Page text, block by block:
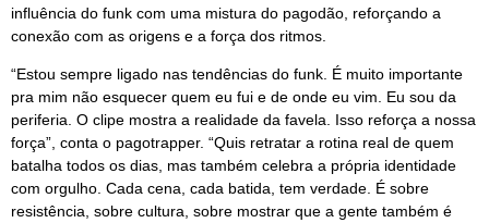
influência do funk com uma mistura do pagodão, reforçando a
conexão com as origens e a força dos ritmos.
“Estou sempre ligado nas tendências do funk. É muito importante
pra mim não esquecer quem eu fui e de onde eu vim. Eu sou da
periferia. O clipe mostra a realidade da favela. Isso reforça a nossa
força”, conta o pagotrapper. “Quis retratar a rotina real de quem
batalha todos os dias, mas também celebra a própria identidade
com orgulho. Cada cena, cada batida, tem verdade. É sobre
resistência, sobre cultura, sobre mostrar que a gente também é